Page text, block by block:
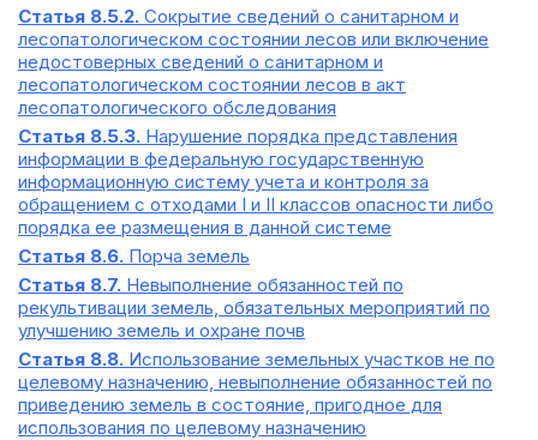
Статья 8.5.2. Сокрытие сведений о санитарном и
лесопатологическом состоянии лесов или включение
недостоверных сведений о санитарном и
лесопатологическом состоянии лесов в акт
лесопатологического обследования
Статья 8.5.3. Нарушение порядка представления
информации в федеральную государственную
информационную систему учета и контроля за
обращением с отходами I и II классов опасности либо
порядка ее размещения в данной системе
Статья 8.6. Порча земель
Статья 8.7. Невыполнение обязанностей по
рекультивации земель, обязательных мероприятий по
улучшению земель и охране почв
Статья 8.8. Использование земельных участков не по
целевому назначению, невыполнение обязанностей по
приведению земель в состояние, пригодное для
использования по целевому назначению